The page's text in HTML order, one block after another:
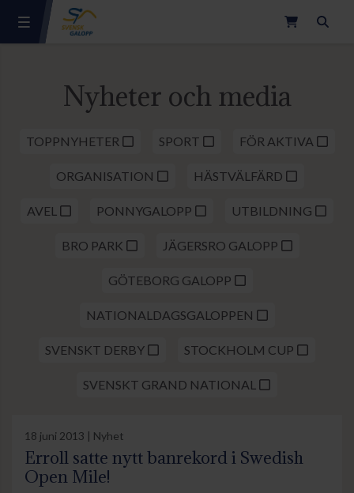
Nyheter och media
TOPPNYHETER SPORT FÖR AKTIVA
ORGANISATION HÄSTVÄLFÄRD
AVEL PONNYGALOPP UTBILDNING
BRO PARK JÄGERSRO GALOPP
GÖTEBORG GALOPP
NATIONALDAGSGALOPPEN
SVENSKT DERBY STOCKHOLM CUP
SVENSKT GRAND NATIONAL
18 juni 2013 | Nyhet
Erroll satte nytt banrekord i Swedish
Open Mile!